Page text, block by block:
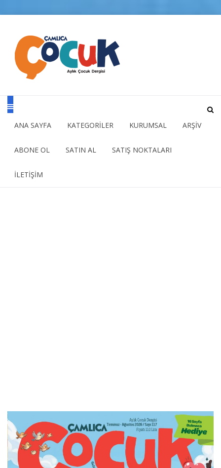
ANA SAYFA KATEGORİLER KURUMSAL ARŞİV
ABONE OL SATIN AL SATIŞ NOKTALARI
İLETİŞİM